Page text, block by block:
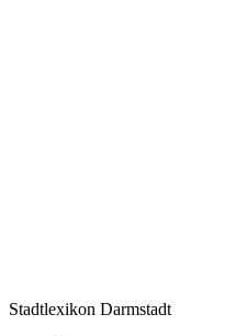
Stadtlexikon Darmstadt